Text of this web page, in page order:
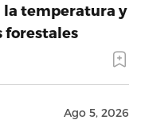
la temperatura y
forestales
Ago 5, 2026